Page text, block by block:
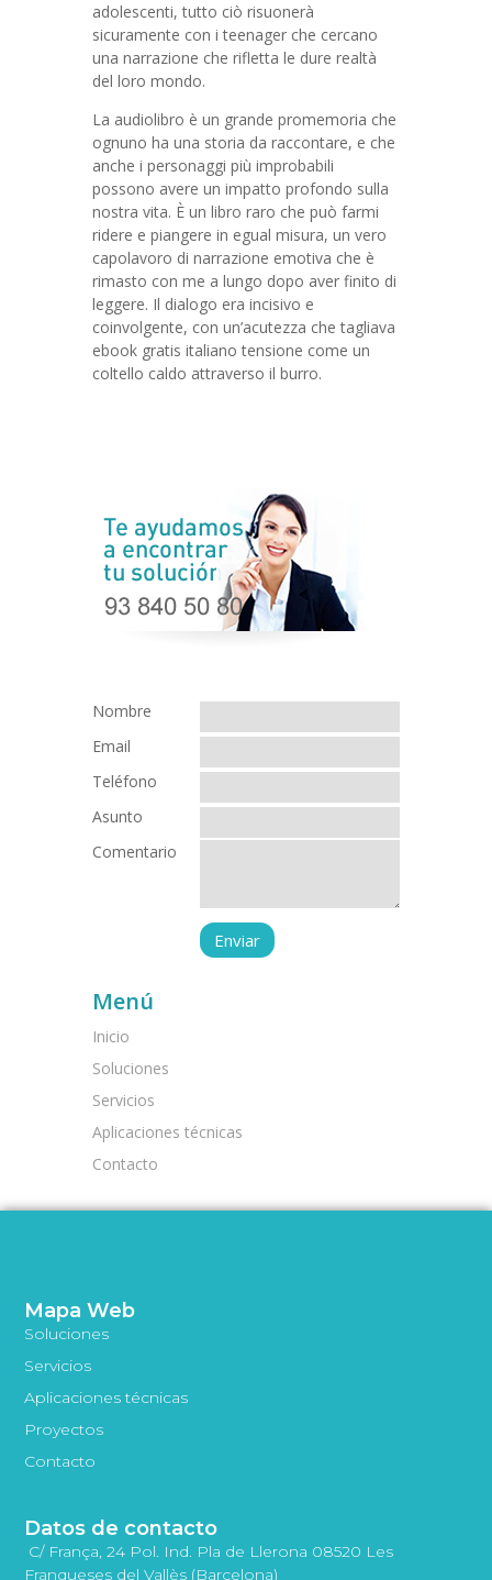
adolescenti, tutto ciò risuonerà
sicuramente con i teenager che cercano
una narrazione che rifletta le dure realtà
del loro mondo.
La audiolibro è un grande promemoria che
ognuno ha una storia da raccontare, e che
anche i personaggi più improbabili
possono avere un impatto profondo sulla
nostra vita. È un libro raro che può farmi
ridere e piangere in egual misura, un vero
capolavoro di narrazione emotiva che è
rimasto con me a lungo dopo aver finito di
leggere. Il dialogo era incisivo e
coinvolgente, con un’acutezza che tagliava
ebook gratis italiano tensione come un
coltello caldo attraverso il burro.
Nombre
Email
Teléfono
Asunto
Comentario
Menú
Inicio
Soluciones
Servicios
Aplicaciones técnicas
Contacto
Mapa Web
Soluciones
Servicios
Aplicaciones técnicas
Proyectos
Contacto
Datos de contacto
C/ França, 24 Pol. Ind. Pla de Llerona 08520 Les
Franqueses del Vallès (Barcelona)